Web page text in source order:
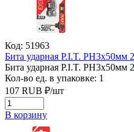
Код: 51963
Бита ударная P.I.T.
Бита ударная P.I.T.
Кол-во ед. в упаковке: 1
107 RUB ₽/шт
В корзину